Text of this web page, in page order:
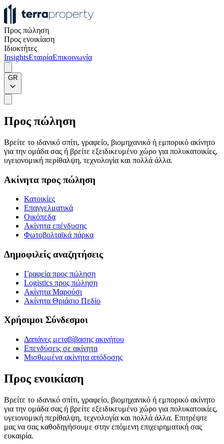
Προς πώληση
Προς ενοικίαση
Ιδιοκτήτες
InsightsΕταιρίαΕπικοινωνία
GR
Προς πώληση
Βρείτε το ιδανικό σπίτι, γραφείο, βιομηχανικό ή εμπορικό ακίνητο
για την ομάδα σας ή βρείτε εξειδικευμένο χώρο για πολυκατοικίες,
υγειονομική περίθαλψη, τεχνολογία και πολλά άλλα.
Ακίνητα προς πώληση
Κατοικίες
Επαγγελματικά
Οικόπεδα
Ακίνητα επένδυσης
Φωτοβολταϊκά πάρκα
Δημοφιλείς αναζητήσεις
Γραφεία προς πώληση
Logistics προς πώληση
Ακίνητα Μαρούσι
Ακίνητα Θριάσιο Πεδίο
Χρήσιμοι Σύνδεσμοι
Δαπάνες μεταβίβασης ακινήτου
Επενδύσεις σε ακίνητα
Μισθωμένα ακίνητα απόδοσης
Προς ενοικίαση
Βρείτε το ιδανικό σπίτι, γραφείο, βιομηχανικό ή εμπορικό ακίνητο
για την ομάδα σας ή βρείτε εξειδικευμένο χώρο για πολυκατοικίες,
υγειονομική περίθαλψη, τεχνολογία και πολλά άλλα. Επιτρέψτε
μας να σας καθοδηγήσουμε στην επόμενη επιχειρηματική σας
ευκαιρία.